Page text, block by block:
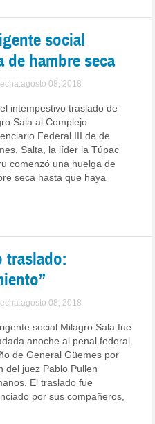
social
de hambre seca
08, 2018
intempestivo traslado de
Sala al Com­plejo
Federal III de de
Salta, la líder la Túpac
comenzó una huelga de
seca hasta que haya
traslado:
08, 2018
social Milagro Sala fue
anoche al penal federal
de General Güemes por
del juez Pablo Pullen
El traslado fue
por sus compañeros,